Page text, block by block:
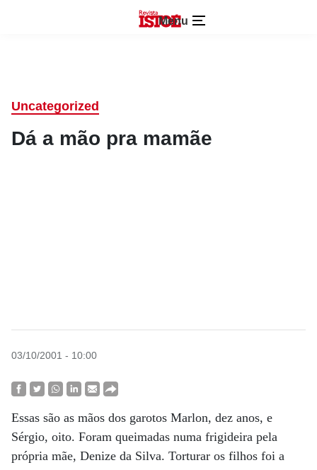
Menu
Uncategorized
Dá a mão pra mamãe
03/10/2001 - 10:00
Essas são as mãos dos garotos Marlon, dez anos, e
Sérgio, oito. Foram queimadas numa frigideira pela
própria mãe, Denize da Silva. Torturar os filhos foi a